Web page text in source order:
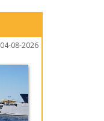
04-08-2026